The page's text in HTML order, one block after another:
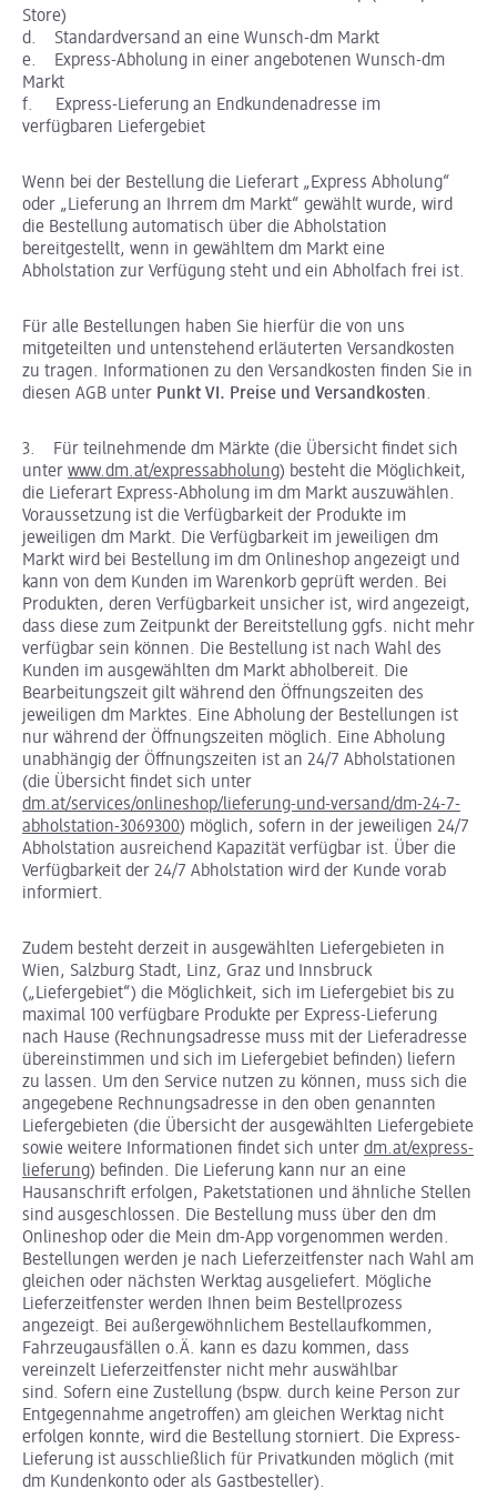
Store)
d. Standardversand an eine Wunsch-dm Markt
e. Express-Abholung in einer angebotenen Wunsch-dm
Markt
f. Express-Lieferung an Endkundenadresse im
verfügbaren Liefergebiet
Wenn bei der Bestellung die Lieferart „Express Abholung“
oder „Lieferung an Ihrrem dm Markt“ gewählt wurde, wird
die Bestellung automatisch über die Abholstation
bereitgestellt, wenn in gewähltem dm Markt eine
Abholstation zur Verfügung steht und ein Abholfach frei ist.
Für alle Bestellungen haben Sie hierfür die von uns
mitgeteilten und untenstehend erläuterten Versandkosten
zu tragen. Informationen zu den Versandkosten finden Sie in
diesen AGB unter Punkt VI. Preise und Versandkosten.
3. Für teilnehmende dm Märkte (die Übersicht findet sich
unter www.dm.at/expressabholung) besteht die Möglichkeit,
die Lieferart Express-Abholung im dm Markt auszuwählen.
Voraussetzung ist die Verfügbarkeit der Produkte im
jeweiligen dm Markt. Die Verfügbarkeit im jeweiligen dm
Markt wird bei Bestellung im dm Onlineshop angezeigt und
kann von dem Kunden im Warenkorb geprüft werden. Bei
Produkten, deren Verfügbarkeit unsicher ist, wird angezeigt,
dass diese zum Zeitpunkt der Bereitstellung ggfs. nicht mehr
verfügbar sein können. Die Bestellung ist nach Wahl des
Kunden im ausgewählten dm Markt abholbereit. Die
Bearbeitungszeit gilt während den Öffnungszeiten des
jeweiligen dm Marktes. Eine Abholung der Bestellungen ist
nur während der Öffnungszeiten möglich. Eine Abholung
unabhängig der Öffnungszeiten ist an 24/7 Abholstationen
(die Übersicht findet sich unter
dm.at/services/onlineshop/lieferung-und-versand/dm-24-7-
abholstation-3069300) möglich, sofern in der jeweiligen 24/7
Abholstation ausreichend Kapazität verfügbar ist. Über die
Verfügbarkeit der 24/7 Abholstation wird der Kunde vorab
informiert.
Zudem besteht derzeit in ausgewählten Liefergebieten in
Wien, Salzburg Stadt, Linz, Graz und Innsbruck
(„Liefergebiet“) die Möglichkeit, sich im Liefergebiet bis zu
maximal 100 verfügbare Produkte per Express-Lieferung
nach Hause (Rechnungsadresse muss mit der Lieferadresse
übereinstimmen und sich im Liefergebiet befinden) liefern
zu lassen. Um den Service nutzen zu können, muss sich die
angegebene Rechnungsadresse in den oben genannten
Liefergebieten (die Übersicht der ausgewählten Liefergebiete
sowie weitere Informationen findet sich unter dm.at/express-
lieferung) befinden. Die Lieferung kann nur an eine
Hausanschrift erfolgen, Paketstationen und ähnliche Stellen
sind ausgeschlossen. Die Bestellung muss über den dm
Onlineshop oder die Mein dm-App vorgenommen werden.
Bestellungen werden je nach Lieferzeitfenster nach Wahl am
gleichen oder nächsten Werktag ausgeliefert. Mögliche
Lieferzeitfenster werden Ihnen beim Bestellprozess
angezeigt. Bei außergewöhnlichem Bestellaufkommen,
Fahrzeugausfällen o.Ä. kann es dazu kommen, dass
vereinzelt Lieferzeitfenster nicht mehr auswählbar
sind. Sofern eine Zustellung (bspw. durch keine Person zur
Entgegennahme angetroffen) am gleichen Werktag nicht
erfolgen konnte, wird die Bestellung storniert. Die Express-
Lieferung ist ausschließlich für Privatkunden möglich (mit
dm Kundenkonto oder als Gastbesteller).